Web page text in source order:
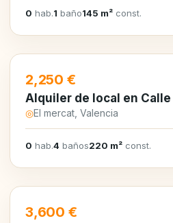
0 hab.1 baño145 m² const.
EN ALQUILER
2,250 €
Alquiler de local en Calle
◎El mercat, Valencia
0 hab.4 baños220 m² const.
EN ALQUILER
3,600 €